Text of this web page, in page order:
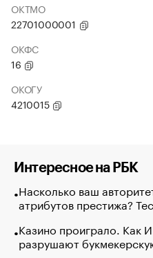
ОКТМО
22701000001
ОКФС
16
ОКОГУ
4210015
Интересное на РБК
Насколько ваш
атрибутов престижа?
Казино проиграло. Как
разрушают